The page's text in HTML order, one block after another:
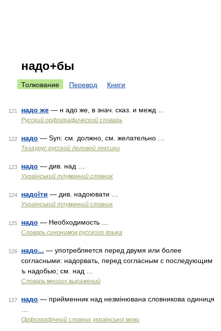
надо+бы
Толкование Перевод Книги
121 надо же — н адо же, в знач. сказ. и межд …
Русский орфографический словарь
122 надо — Syn: см. должно, см. желательно …
Тезаурус русской деловой лексики
123 надо — див. над …
Український тлумачний словник
124 надоїти — див. надоювати …
Український тлумачний словник
125 надо — Необходимость …
Словарь синонимов русского языка
126 надо... — употребляется перед двумя или более
согласными: надорвать, перед согласным с последующим
ъ надобью; см. над …
Словарь многих выражений
127 надо — прийменник над незмінювана словникова одиниця
Орфографічний словник української мови